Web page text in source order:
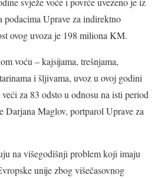
podacima Uprave za indirektno
ovog uvoza je 198 miliona KM.
voću – kajsijama, trešnjama,
i šljivama, uvoz u ovoj godini
za 83 odsto u odnosu na isti period
Darjana Maglov, portparol Uprave za
na višegodišnji problem koji imaju
unije zbog višečasovnog